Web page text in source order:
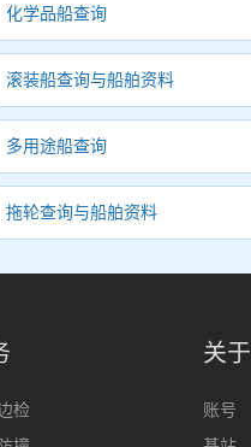
化学品船查询
滚装船查询与船舶资料
多用途船查询
拖轮查询与船舶资料
检
关于
账号